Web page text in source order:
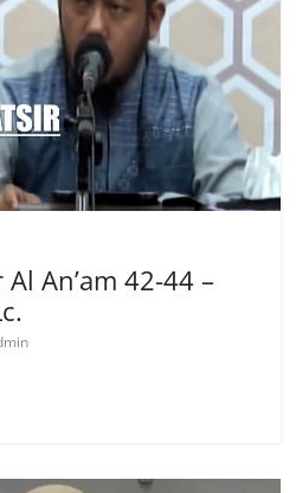
An’am 42-44 –